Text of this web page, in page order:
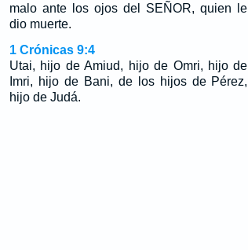
malo ante los ojos del SEÑOR, quien le
dio muerte.
1 Crónicas 9:4
Utai, hijo de Amiud, hijo de Omri, hijo de
Imri, hijo de Bani, de los hijos de Pérez,
hijo de Judá.